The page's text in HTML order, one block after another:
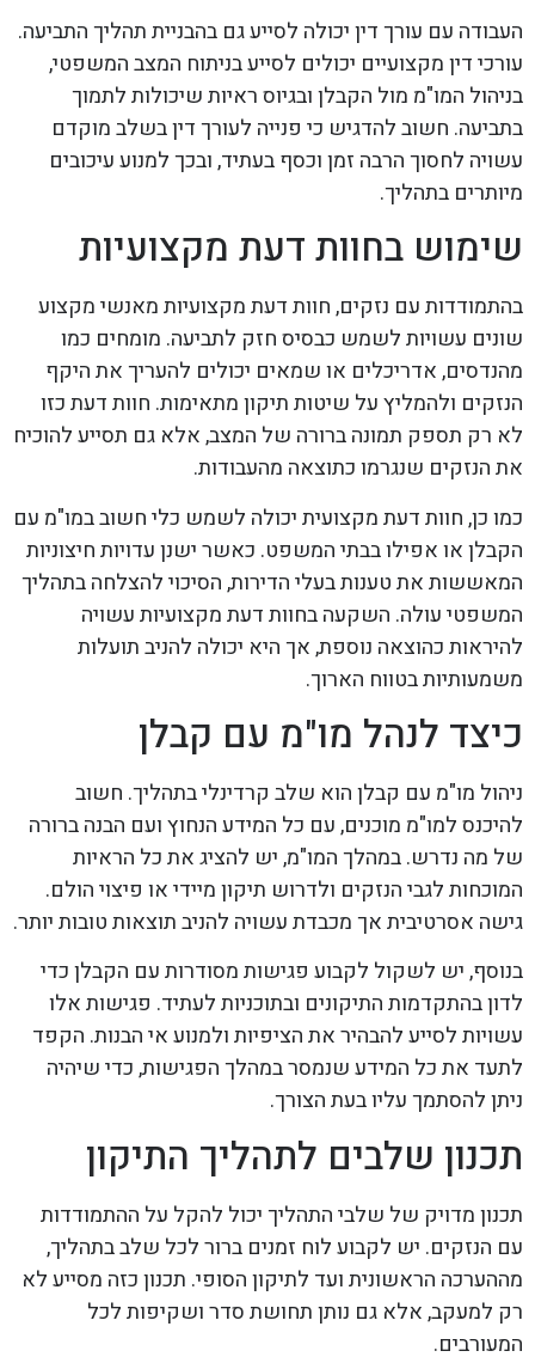
העבודה עם עורך דין יכולה לסייע גם בהבניית תהליך התביעה.
עורכי דין מקצועיים יכולים לסייע בניתוח המצב המשפטי,
בניהול המו"מ מול הקבלן ובגיוס ראיות שיכולות לתמוך
בתביעה. חשוב להדגיש כי פנייה לעורך דין בשלב מוקדם
עשויה לחסוך הרבה זמן וכסף בעתיד, ובכך למנוע עיכובים
מיותרים בתהליך.
שימוש בחוות דעת מקצועיות
בהתמודדות עם נזקים, חוות דעת מקצועיות מאנשי מקצוע
שונים עשויות לשמש כבסיס חזק לתביעה. מומחים כמו
מהנדסים, אדריכלים או שמאים יכולים להעריך את היקף
הנזקים ולהמליץ על שיטות תיקון מתאימות. חוות דעת כזו
לא רק תספק תמונה ברורה של המצב, אלא גם תסייע להוכיח
את הנזקים שנגרמו כתוצאה מהעבודות.
כמו כן, חוות דעת מקצועית יכולה לשמש כלי חשוב במו"מ עם
הקבלן או אפילו בבתי המשפט. כאשר ישנן עדויות חיצוניות
המאששות את טענות בעלי הדירות, הסיכוי להצלחה בתהליך
המשפטי עולה. השקעה בחוות דעת מקצועיות עשויה
להיראות כהוצאה נוספת, אך היא יכולה להניב תועלות
משמעותיות בטווח הארוך.
כיצד לנהל מו"מ עם קבלן
ניהול מו"מ עם קבלן הוא שלב קרדינלי בתהליך. חשוב
להיכנס למו"מ מוכנים, עם כל המידע הנחוץ ועם הבנה ברורה
של מה נדרש. במהלך המו"מ, יש להציג את כל הראיות
המוכחות לגבי הנזקים ולדרוש תיקון מיידי או פיצוי הולם.
גישה אסרטיבית אך מכבדת עשויה להניב תוצאות טובות יותר.
בנוסף, יש לשקול לקבוע פגישות מסודרות עם הקבלן כדי
לדון בהתקדמות התיקונים ובתוכניות לעתיד. פגישות אלו
עשויות לסייע להבהיר את הציפיות ולמנוע אי הבנות. הקפד
לתעד את כל המידע שנמסר במהלך הפגישות, כדי שיהיה
ניתן להסתמך עליו בעת הצורך.
תכנון שלבים לתהליך התיקון
תכנון מדויק של שלבי התהליך יכול להקל על ההתמודדות
עם הנזקים. יש לקבוע לוח זמנים ברור לכל שלב בתהליך,
מההערכה הראשונית ועד לתיקון הסופי. תכנון כזה מסייע לא
רק למעקב, אלא גם נותן תחושת סדר ושקיפות לכל
המעורבים.